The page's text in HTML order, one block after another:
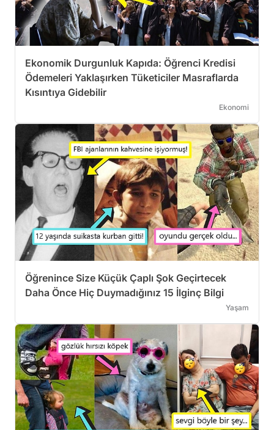
Ekonomik Durgunluk Kapıda: Öğrenci Kredisi
Ödemeleri Yaklaşırken Tüketiciler Masraflarda
Kısıntıya Gidebilir
Ekonomi
Öğrenince Size Küçük Çaplı Şok Geçirtecek
Daha Önce Hiç Duymadığınız 15 İlginç Bilgi
Yaşam